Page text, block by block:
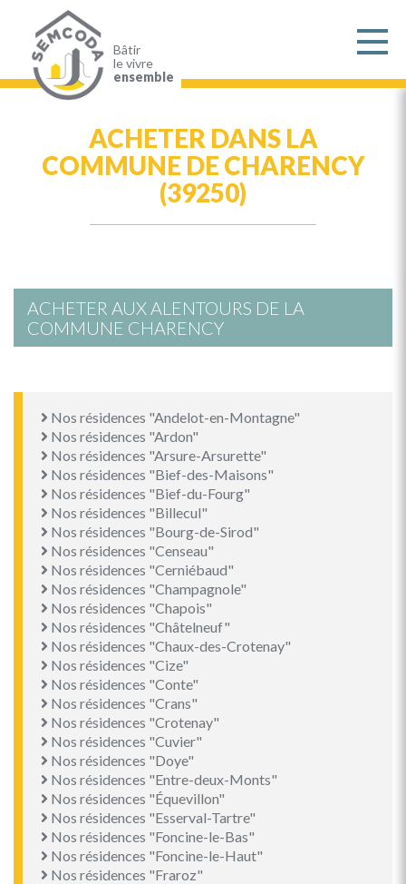
contenu
principal
Bâtir
le vivre
ensemble
ACHETER DANS LA
COMMUNE DE CHARENCY
(39250)
ACHETER AUX ALENTOURS DE LA
COMMUNE CHARENCY
Nos résidences "Andelot-en-Montagne"
Nos résidences "Ardon"
Nos résidences "Arsure-Arsurette"
Nos résidences "Bief-des-Maisons"
Nos résidences "Bief-du-Fourg"
Nos résidences "Billecul"
Nos résidences "Bourg-de-Sirod"
Nos résidences "Censeau"
Nos résidences "Cerniébaud"
Nos résidences "Champagnole"
Nos résidences "Chapois"
Nos résidences "Châtelneuf"
Nos résidences "Chaux-des-Crotenay"
Nos résidences "Cize"
Nos résidences "Conte"
Nos résidences "Crans"
Nos résidences "Crotenay"
Nos résidences "Cuvier"
Nos résidences "Doye"
Nos résidences "Entre-deux-Monts"
Nos résidences "Équevillon"
Nos résidences "Esserval-Tartre"
Nos résidences "Foncine-le-Bas"
Nos résidences "Foncine-le-Haut"
Nos résidences "Fraroz"